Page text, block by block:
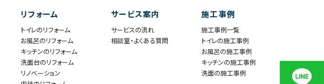
リフォーム
トイレのリフォーム
お風呂のリフォーム
キッチンのリフォーム
洗面台のリフォーム
リノベーション
サービス案内
サービスの流れ
相談室・よくある質問
施工事例
施工事例一覧
トイレの施工事例
お風呂の施工事例
キッチンの施工事例
洗面の施工事例